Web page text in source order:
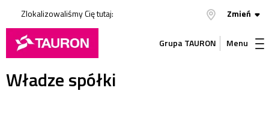
Zlokalizowaliśmy Cię tutaj: Zmień
Grupa TAURON Menu
Władze spółki